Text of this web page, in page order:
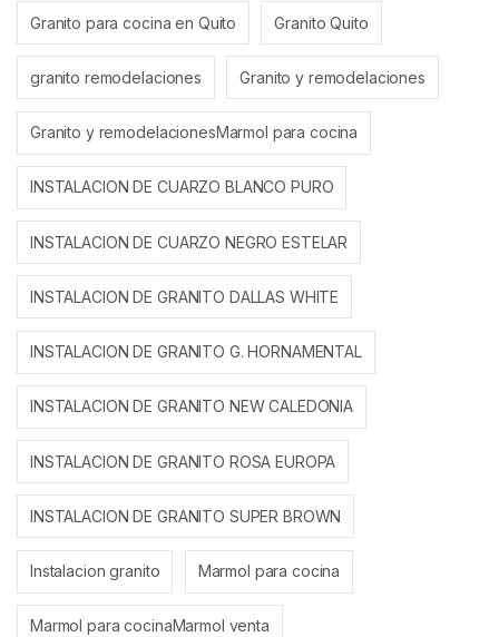
Granito para cocina en Quito Granito Quito
granito remodelaciones Granito y remodelaciones
Granito y remodelacionesMarmol para cocina
INSTALACION DE CUARZO BLANCO PURO
INSTALACION DE CUARZO NEGRO ESTELAR
INSTALACION DE GRANITO DALLAS WHITE
INSTALACION DE GRANITO G. HORNAMENTAL
INSTALACION DE GRANITO NEW CALEDONIA
INSTALACION DE GRANITO ROSA EUROPA
INSTALACION DE GRANITO SUPER BROWN
Instalacion granito Marmol para cocina
Marmol para cocinaMarmol venta